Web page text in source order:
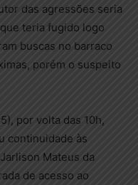
das agressões seria
teria fugido logo
buscas no barraco
porém o suspeito
por volta das 10h,
continuidade às
Mateus da
de acesso ao